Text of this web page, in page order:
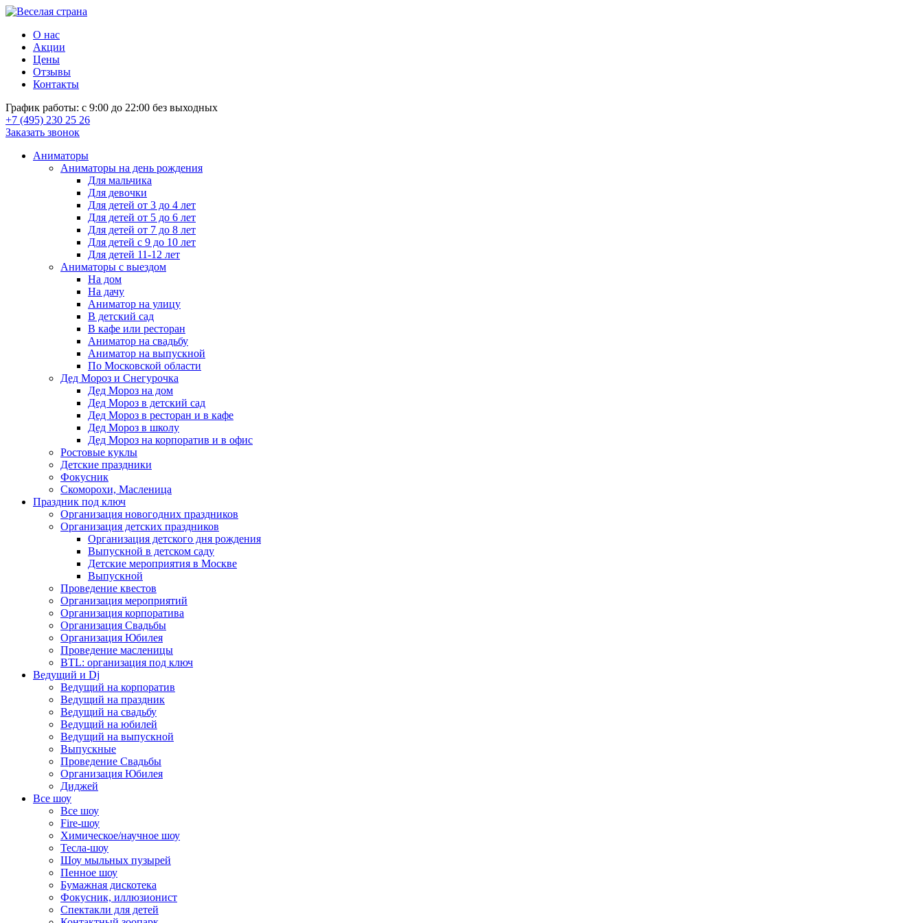
О нас
Акции
Цены
Отзывы
Контакты
График работы: с 9:00 до 22:00 без выходных
+7 (495) 230 25 26
Заказать звонок
Аниматоры
Аниматоры на день рождения
Для мальчика
Для девочки
Для детей от 3 до 4 лет
Для детей от 5 до 6 лет
Для детей от 7 до 8 лет
Для детей с 9 до 10 лет
Для детей 11-12 лет
Аниматоры с выездом
На дом
На дачу
Аниматор на улицу
В детский сад
В кафе или ресторан
Аниматор на свадьбу
Аниматор на выпускной
По Московской области
Дед Мороз и Снегурочка
Дед Мороз на дом
Дед Мороз в детский сад
Дед Мороз в ресторан и в кафе
Дед Мороз в школу
Дед Мороз на корпоратив и в офис
Ростовые куклы
Детские праздники
Фокусник
Скоморохи, Масленица
Праздник под ключ
Организация новогодних праздников
Организация детских праздников
Организация детского дня рождения
Выпускной в детском саду
Детские мероприятия в Москве
Выпускной
Проведение квестов
Организация мероприятий
Организация корпоратива
Организация Свадьбы
Организация Юбилея
Проведение масленицы
BTL: организация под ключ
Ведущий и Dj
Ведущий на корпоратив
Ведущий на праздник
Ведущий на свадьбу
Ведущий на юбилей
Ведущий на выпускной
Выпускные
Проведение Свадьбы
Организация Юбилея
Диджей
Все шоу
Все шоу
Fire-шоу
Химическое/научное шоу
Тесла-шоу
Шоу мыльных пузырей
Пенное шоу
Бумажная дискотека
Фокусник, иллюзионист
Спектакли для детей